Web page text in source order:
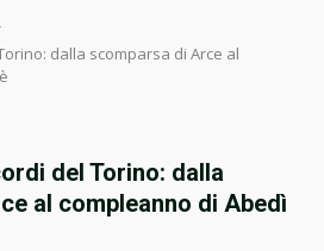
dalla scomparsa di Arce al
del Torino: dalla
al compleanno di Abedì